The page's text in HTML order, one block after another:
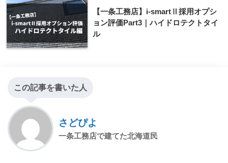
【一条工務店】i-smartⅡ採用オプシ
ョン評価Part3｜ハイドロテクトタイ
ル
この記事を書いた人
さどぴよ
一条工務店で建てた北海道民